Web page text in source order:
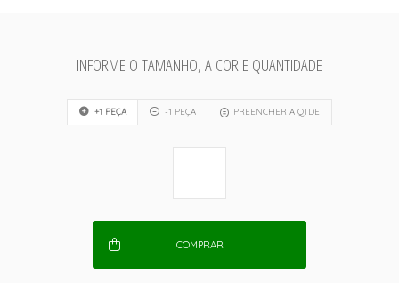
INFORME O TAMANHO, A COR E QUANTIDADE
+1 PEÇA -1 PEÇA PREENCHER A QTDE
COMPRAR